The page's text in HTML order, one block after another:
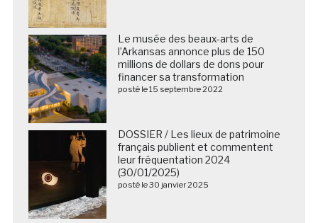
Le musée des beaux-arts de
l’Arkansas annonce plus de 150
millions de dollars de dons pour
financer sa transformation
posté le 15 septembre 2022
DOSSIER / Les lieux de patrimoine
français publient et commentent
leur fréquentation 2024
(30/01/2025)
posté le 30 janvier 2025